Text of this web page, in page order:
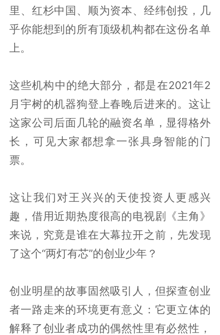
里、红杉中国、顺为资本、经纬创投，几
乎你能想到的所有顶级机构都在这份名单
上。
这些机构中的绝大部分，都是在2021年2
月宇树的机器狗登上春晚后进来的。这让
这家公司后面几轮的融资名单，显得格外
长，可见大家都想拿一张具身智能的门
票。
这让我们对王兴兴的天使投资人更感兴
趣，借用近期热度很高的电视剧《主角》
来说，究竟是谁在大幕拉开之前，先发现
了这个“两灯有芯”的创业少年？
创业明星的故事固然吸引人，但探查创业
者一路走来的环境更有意义：它更立体的
解释了创业者成功的偶然性里有必然性，